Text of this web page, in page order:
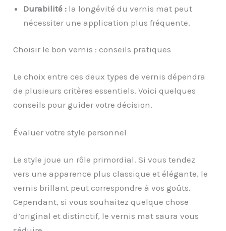
Durabilité : la longévité du vernis mat peut
nécessiter une application plus fréquente.
Choisir le bon vernis : conseils pratiques
Le choix entre ces deux types de vernis dépendra
de plusieurs critères essentiels. Voici quelques
conseils pour guider votre décision.
Évaluer votre style personnel
Le style joue un rôle primordial. Si vous tendez
vers une apparence plus classique et élégante, le
vernis brillant peut correspondre à vos goûts.
Cependant, si vous souhaitez quelque chose
d’original et distinctif, le vernis mat saura vous